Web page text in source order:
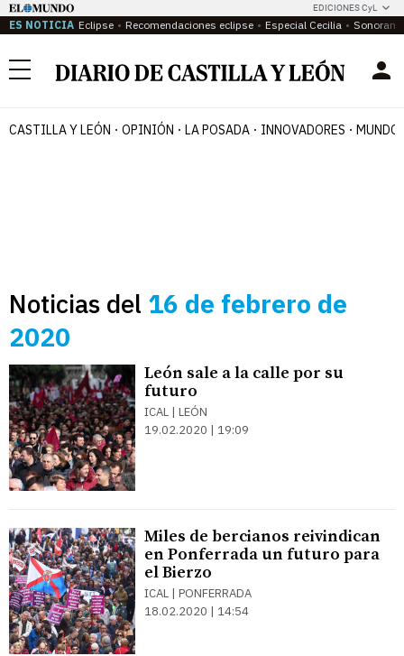
EDICIONES CyL
ES NOTICIA Eclipse Recomendaciones eclipse Especial Cecilia
Menú
CASTILLA Y LEÓN OPINIÓN LA POSADA INNOVADORES MUNDO
Noticias del 16 de febrero de
2020
León sale a la calle por su
futuro
ICAL | LEÓN
19.02.2020 | 19:09
Miles de bercianos reivindican
en Ponferrada un futuro para
el Bierzo
ICAL | PONFERRADA
18.02.2020 | 14:54